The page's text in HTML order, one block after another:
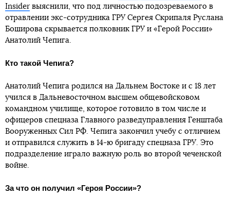
Insiderвыяснили, что под личностью подозреваемого в
отравлении экс-сотрудника ГРУ Сергея Скрипаля Руслана
Боширова скрывается полковник ГРУ и «Герой России»
Анатолий Чепига.
Кто такой Чепига?
Анатолий Чепига родился на Дальнем Востоке и с 18 лет
учился в Дальневосточном высшем общевойсковом
командном училище, которое готовило в том числе и
офицеров спецназа Главного разведуправления Генштаба
Вооруженных Сил РФ. Чепига закончил учебу с отличием
и отправился служить в 14-ю бригаду спецназа ГРУ. Это
подразделение играло важную роль во второй чеченской
войне.
За что он получил «Героя России»?